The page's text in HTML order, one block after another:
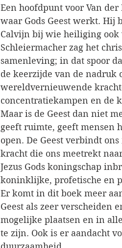
Een hoofdpunt voor Van
waar Gods Geest werkt. Hij
Calvijn bij wie heiliging ook
Schleiermacher zag het
samenleving; in dat spoor
de keerzijde van de nadruk
wereldvernieuwende
concentratiekampen en de
Maar is de Geest dan niet
geeft ruimte, geeft mensen
open. De Geest verbindt
kracht die ons meetrekt
Jezus Gods koningschap
koninklijke, profetische en
Er komt in dit boek meer
Geest als zeer verscheiden
mogelijke plaatsen en in
te zijn. Ook is er aandacht